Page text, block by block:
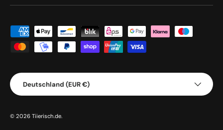
Zahlungsmethoden
Land/Region
Deutschland (EUR €)
© 2026 Tiierisch.de.